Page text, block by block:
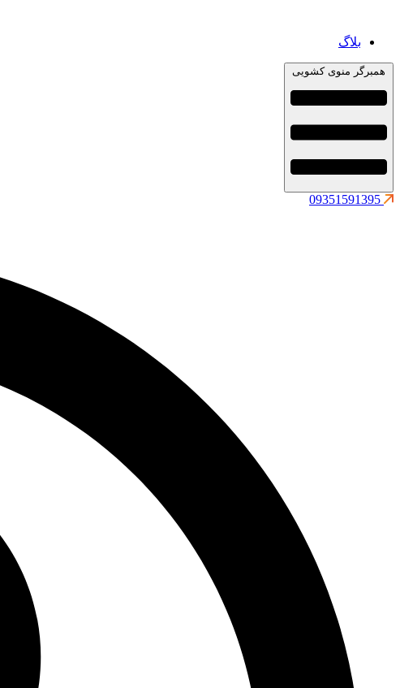
بلاگ
همبرگر منوی کشویی
09351591395